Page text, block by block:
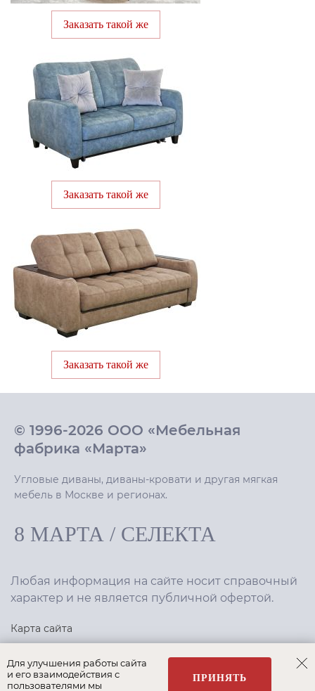
Заказать такой же
Заказать такой же
Заказать такой же
© 1996-2026 ООО «Мебельная
фабрика «Марта»
Угловые диваны, диваны-кровати и другая мягкая
мебель в Москве и регионах.
8 МАРТА / СЕЛЕКТА
Любая информация на сайте носит справочный
характер и не является публичной офертой.
Карта сайта
Для улучшения работы сайта
и его взаимодействия с
пользователями мы
ПРИНЯТЬ